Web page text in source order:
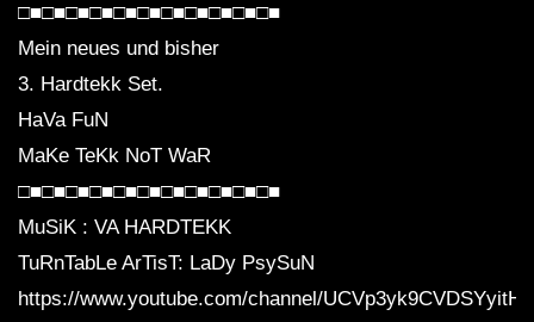
VolksteKK Crotekk / EntzugszKlinique /
□■□■□■□■□■□■□■□■□■□■□■
Mein neues und bisher
3. Hardtekk Set.
HaVa FuN
MaKe TeKk NoT WaR
□■□■□■□■□■□■□■□■□■□■□■
MuSiK : VA HARDTEKK
TuRnTabLe ArTisT: LaDy PsySuN
https://www.youtube.com/channel/